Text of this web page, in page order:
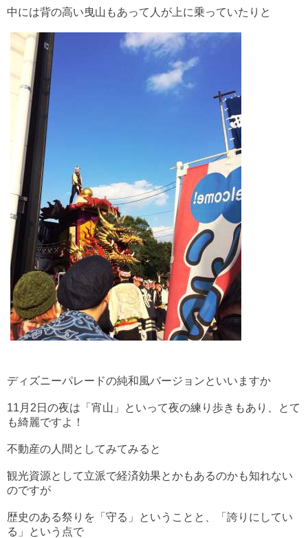
中には背の高い曳山もあって人が上に乗っていたりと
ディズニーパレードの純和風バージョンといいますか
11月2日の夜は「宵山」といって夜の練り歩きもあり、とて
も綺麗ですよ！
不動産の人間としてみてみると
観光資源として立派で経済効果とかもあるのかも知れない
のですが
歴史のある祭りを「守る」ということと、「誇りにしてい
る」という点で